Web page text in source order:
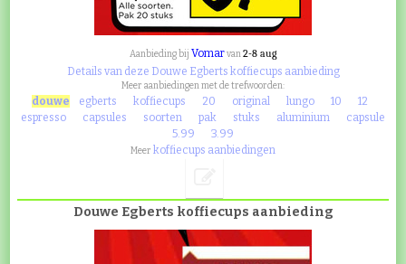
Aanbieding bij Vomarvan2-8 aug
Details van deze Douwe Egberts koffiecups aanbieding
Meer aanbiedingen met de trefwoorden:
douwe egberts koffiecups 20 original lungo 10
12
espresso
capsules soorten pak stuks aluminium
capsule
5.99
3.99
Meer koffiecups aanbiedingen
Douwe Egberts koffiecups aanbieding